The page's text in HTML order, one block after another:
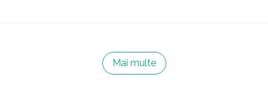
Mai multe